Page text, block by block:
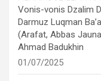
Vonis-vonis Dzalim
Darmuz Luqman
(Arafat, Abbas
Ahmad Badukhin
01/07/2025